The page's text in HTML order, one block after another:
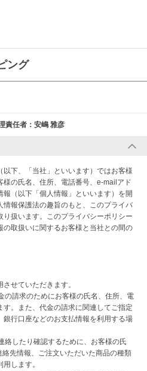
ング
責任者： 安嶋 雅彦
以下、「当社」といいます）ではお客様
様の氏名、住所、電話番号、e-mailアド
（以下「個人情報」といいます）を開
報保護法の趣旨のもと、このプライバ
扱います。このプライバシーポリシー
取扱いに関するお客様と当社との間の
せていただきます。
の請求のためにお客様の氏名、住所、電
。また、代金の請求に関連してご指定
行口座などのお支払情報を利用する場
絡したり確認するために、お客様の氏
先情報、ご注文いただいた商品の種類
します。